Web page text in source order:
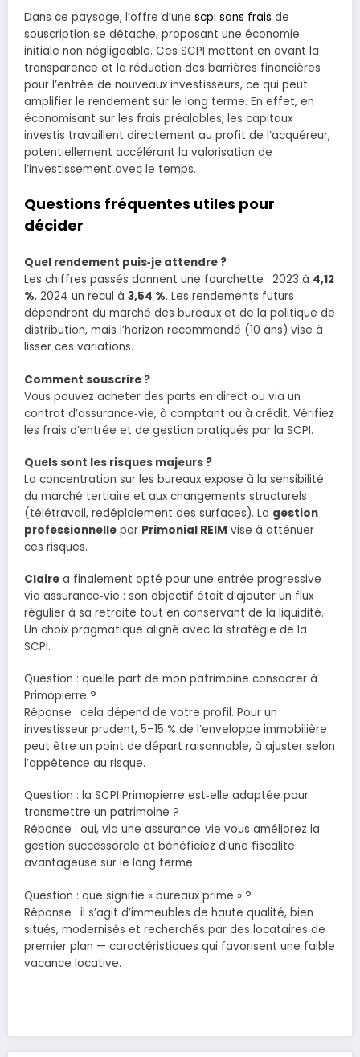
Dans ce paysage, l’offre d’une scpi sans frais de
souscription se détache, proposant une économie
initiale non négligeable. Ces SCPI mettent en avant la
transparence et la réduction des barrières financières
pour l’entrée de nouveaux investisseurs, ce qui peut
amplifier le rendement sur le long terme. En effet, en
économisant sur les frais préalables, les capitaux
investis travaillent directement au profit de l’acquéreur,
potentiellement accélérant la valorisation de
l’investissement avec le temps.
Questions fréquentes utiles pour
décider
Quel rendement puis‑je attendre ?
Les chiffres passés donnent une fourchette : 2023 à 4,12
%, 2024 un recul à 3,54 %. Les rendements futurs
dépendront du marché des bureaux et de la politique de
distribution, mais l’horizon recommandé (10 ans) vise à
lisser ces variations.
Comment souscrire ?
Vous pouvez acheter des parts en direct ou via un
contrat d’assurance‑vie, à comptant ou à crédit. Vérifiez
les frais d’entrée et de gestion pratiqués par la SCPI.
Quels sont les risques majeurs ?
La concentration sur les bureaux expose à la sensibilité
du marché tertiaire et aux changements structurels
(télétravail, redéploiement des surfaces). La gestion
professionnelle par Primonial REIM vise à atténuer
ces risques.
Claire a finalement opté pour une entrée progressive
via assurance‑vie : son objectif était d’ajouter un flux
régulier à sa retraite tout en conservant de la liquidité.
Un choix pragmatique aligné avec la stratégie de la
SCPI.
Question : quelle part de mon patrimoine consacrer à
Primopierre ?
Réponse : cela dépend de votre profil. Pour un
investisseur prudent, 5–15 % de l’enveloppe immobilière
peut être un point de départ raisonnable, à ajuster selon
l’appétence au risque.
Question : la SCPI Primopierre est‑elle adaptée pour
transmettre un patrimoine ?
Réponse : oui, via une assurance‑vie vous améliorez la
gestion successorale et bénéficiez d’une fiscalité
avantageuse sur le long terme.
Question : que signifie « bureaux prime » ?
Réponse : il s’agit d’immeubles de haute qualité, bien
situés, modernisés et recherchés par des locataires de
premier plan — caractéristiques qui favorisent une faible
vacance locative.